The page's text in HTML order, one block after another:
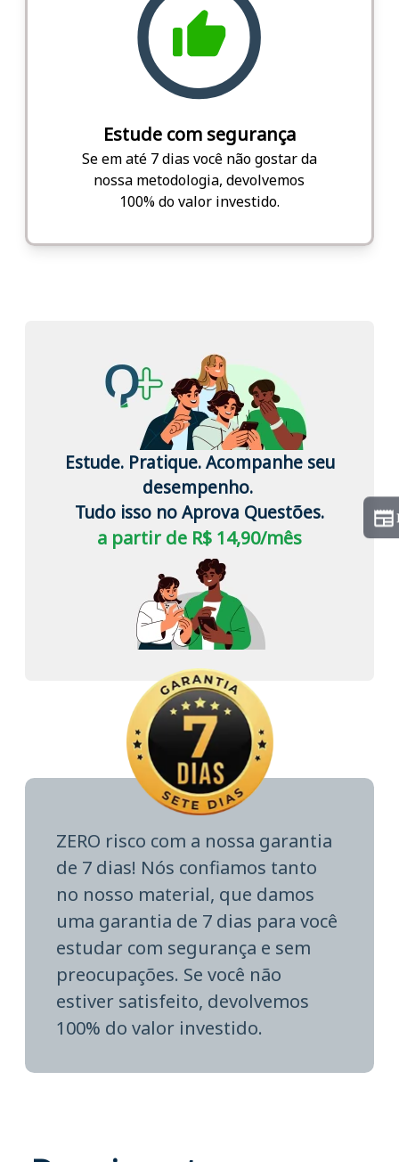
Estude com segurança
Se em até 7 dias você não gostar da
nossa metodologia, devolvemos
100% do valor investido.
Estude. Pratique. Acompanhe seu
desempenho.
Tudo isso no Aprova Questões.
a partir de R$ 14,90/mês
ZERO risco com a nossa garantia
de 7 dias! Nós confiamos tanto
no nosso material, que damos
uma garantia de 7 dias para você
estudar com segurança e sem
preocupações. Se você não
estiver satisfeito, devolvemos
100% do valor investido.